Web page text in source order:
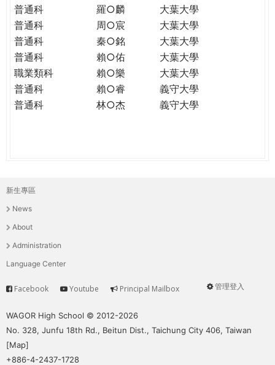
普通科
羅○麟
大葉大學
普通科
周○宸
大葉大學
普通科
秦○銘
大葉大學
普通科
賴○佑
大葉大學
職業類科
賴○樂
大葉大學
普通科
賴○睿
義守大學
普通科
林○杰 義守大學
主
選
單
新生專區
News
About
Administration
Language Center
User
管理登入
Service
Facebook Youtube Principal Mailbox
WAGOR High School © 2012-2026
No. 328, Junfu 18th Rd., Beitun Dist., Taichung City 406, Taiwan
[Map]
+886-4-2437-1728